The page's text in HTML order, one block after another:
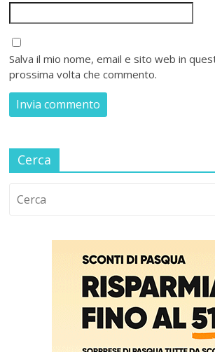
Salva il mio nome, email e sito web in
prossima volta che commento.
Cerca